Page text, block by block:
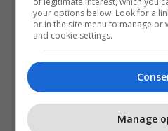
your options below. Look for a
or in the site menu to manage or
and cookie settings.
Manage